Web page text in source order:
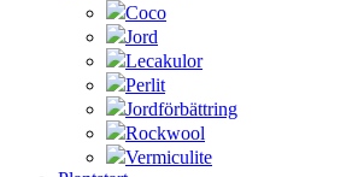
Coco
Jord
Lecakulor
Perlit
Jordförbättring
Rockwool
Vermiculite